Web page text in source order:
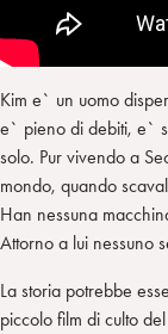
Kim e` un uomo
e` pieno di debiti, e`
solo. Pur vivendo a
mondo, quando
Han nessuna
Attorno a lui nessuno
La storia potrebbe
piccolo film di culto